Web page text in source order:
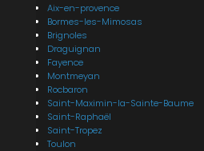
Aix-en-provence
Bormes-les-Mimosas
Brignoles
Draguignan
Fayence
Montmeyan
Rocbaron
Saint-Maximin-la-Sainte-Baume
Saint-Raphaël
Saint-Tropez
Toulon